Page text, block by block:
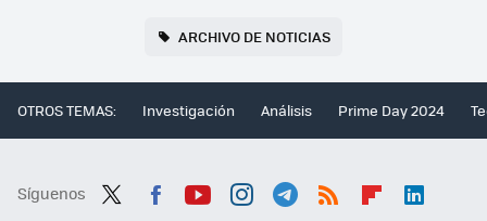
ARCHIVO DE NOTICIAS
OTROS TEMAS: Investigación Análisis Prime Day 2024
Síguenos